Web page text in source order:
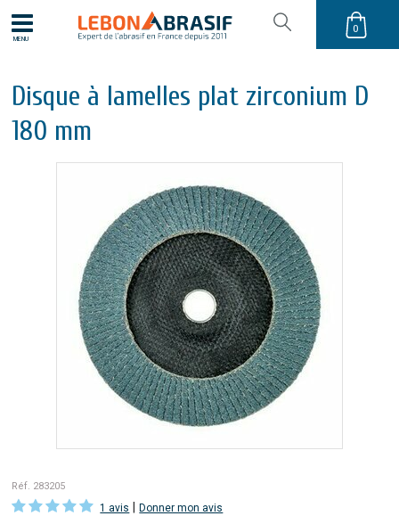
MENU
0
Disque à lamelles plat zirconium D
180 mm
Réf. 283205
1 avis |Donner mon avis